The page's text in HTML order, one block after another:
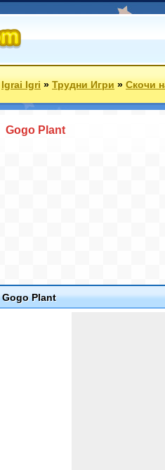
Igrai Igri»Трудни Игри»Скочи
Gogo Plant
Gogo Plant